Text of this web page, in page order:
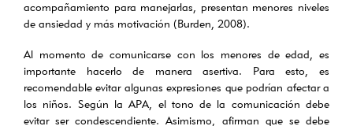
acompañamiento para manejarlas, presentan menores niveles
de ansiedad y más motivación (Burden, 2008).
Al momento de comunicarse con los menores de edad, es
importante hacerlo de manera asertiva. Para esto, es
recomendable evitar algunas expresiones que podrían afectar a
los niños. Según la APA, el tono de la comunicación debe
evitar ser condescendiente. Asimismo, afirman que se debe